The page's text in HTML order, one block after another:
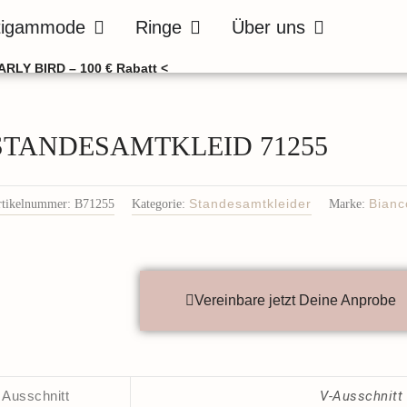
Öffne Bräutigammode
Ringe Öffne RingeÜber uns Öffne Über uns
BIRD – 100 € Rabatt <
71255
B71255 Kategorie: Standesamtkleider Marke:
Vereinbare jetzt Deine Anprobe
Ausschnitt V-Ausschnitt